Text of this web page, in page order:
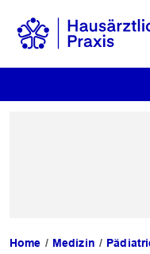
Home Medizin